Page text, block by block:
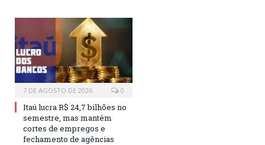
7 DE AGOSTO DE 2026 0
Itaú lucra R$ 24,7 bilhões no
semestre, mas mantém
cortes de empregos e
fechamento de agências